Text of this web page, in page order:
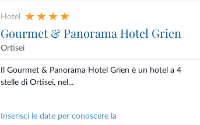
Hotel
Gourmet & Panorama Hotel Grien
Ortisei
Il Gourmet & Panorama Hotel Grien è un hotel a 4
stelle di Ortisei, nel...
Inserisci le date per conoscere la